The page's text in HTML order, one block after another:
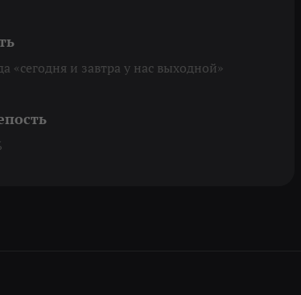
«сегодня и завтра у нас выходной»